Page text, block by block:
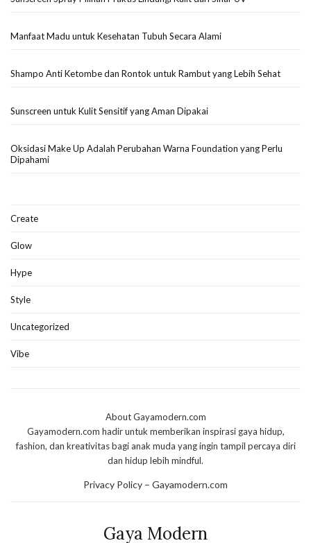
Manfaat Madu untuk Kesehatan Tubuh Secara Alami
Shampo Anti Ketombe dan Rontok untuk Rambut yang Lebih Sehat
Sunscreen untuk Kulit Sensitif yang Aman Dipakai
Oksidasi Make Up Adalah Perubahan Warna Foundation yang Perlu
Dipahami
Create
Glow
Hype
Style
Uncategorized
Vibe
About Gayamodern.com
Gayamodern.com hadir untuk memberikan inspirasi gaya hidup,
fashion, dan kreativitas bagi anak muda yang ingin tampil percaya diri
dan hidup lebih mindful.
Privacy Policy – Gayamodern.com
Gaya Modern